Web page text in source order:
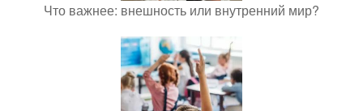
Что важнее: внешность или внутренний мир?